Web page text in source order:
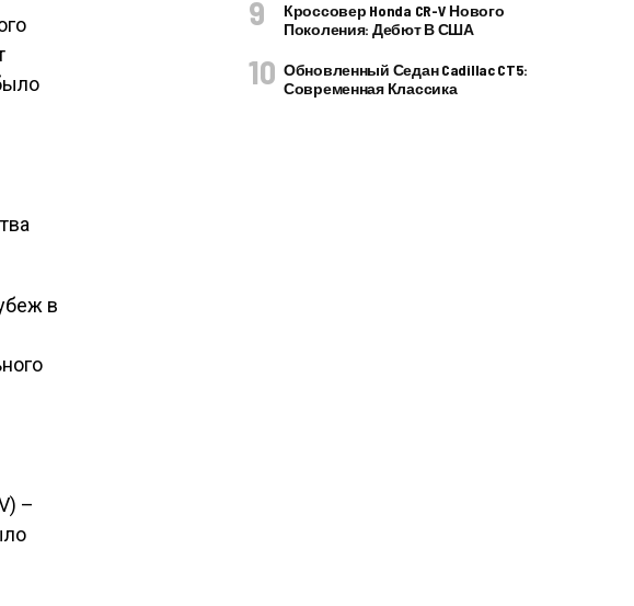
в
–
Кроссовер Honda CR-V Нового
Поколения: Дебют В США
Обновленный Седан Cadillac CT5:
Современная Классика